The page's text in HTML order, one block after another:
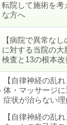
転院して施術を考
な方へ
【病院で異常なし
に対する当院の大
検査と13の根本改
【自律神経の乱
体・マッサージ
症状が治らない理
【自律神経の乱